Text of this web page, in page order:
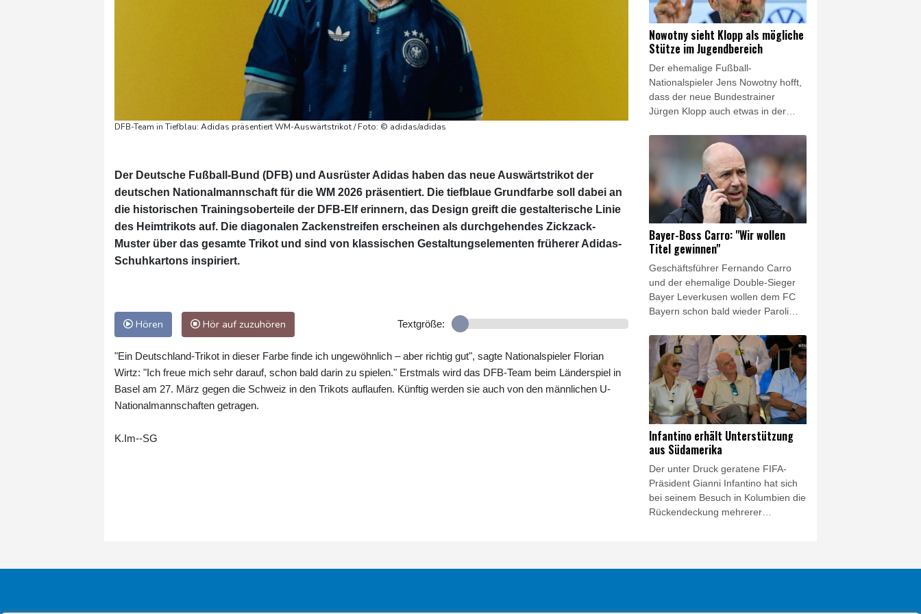
DFB-Team in Tiefblau: Adidas präsentiert WM-Auswärtstrikot / Foto: © adidas/adidas
Der Deutsche Fußball-Bund (DFB) und Ausrüster Adidas haben das neue Auswärtstrikot der
deutschen Nationalmannschaft für die WM 2026 präsentiert. Die tiefblaue Grundfarbe soll dabei an
die historischen Trainingsoberteile der DFB-Elf erinnern, das Design greift die gestalterische Linie
des Heimtrikots auf. Die diagonalen Zackenstreifen erscheinen als durchgehendes Zickzack-
Muster über das gesamte Trikot und sind von klassischen Gestaltungselementen früherer Adidas-
Schuhkartons inspiriert.
Hören Hör auf zuzuhören Textgröße:
"Ein Deutschland-Trikot in dieser Farbe finde ich ungewöhnlich – aber richtig gut", sagte Nationalspieler Florian
Wirtz: "Ich freue mich sehr darauf, schon bald darin zu spielen." Erstmals wird das DFB-Team beim Länderspiel in
Basel am 27. März gegen die Schweiz in den Trikots auflaufen. Künftig werden sie auch von den männlichen U-
Nationalmannschaften getragen.
K.Im--SG
Chancenplus erneut leer aus.
Nowotny sieht Klopp als mögliche
Stütze im Jugendbereich
Der ehemalige Fußball-
Nationalspieler Jens Nowotny hofft,
dass der neue Bundestrainer
Jürgen Klopp auch etwas in der
auch nur vereinzelt. "Ich denke,
dass Jürgen aufgrund seiner
Vergangenheit und wie er in
Dortmund mit Hannes Wolf
zusammengearbeitet hat, auf jeden
Fall interessiert ist", sagte Nowotny,
Nachwuchstrainer beim Deutschen
Fußball-Bund (DFB), im Interview
mit Absolut Fußball.
Bayer-Boss Carro: "Wir wollen
Titel gewinnen"
Geschäftsführer Fernando Carro
und der ehemalige Double-Sieger
Bayer Leverkusen wollen dem FC
Bayern schon bald wieder Paroli
2029 genannt. Ich hätte aber nichts
dagegen, wenn es schon 2027 so
weit wäre", sagte Carro im Interview
mit dem Kölner Stadt-Anzeiger und
der Kölnischen Rundschau über
einen erneuten Angriff auf den
Rekordmeister.
Infantino erhält Unterstützung
aus Südamerika
Der unter Druck geratene FIFA-
Präsident Gianni Infantino hat sich
bei seinem Besuch in Kolumbien die
Rückendeckung mehrerer
des Kontinentalverbandes